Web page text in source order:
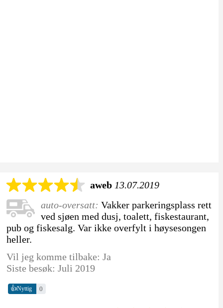
aweb 13.07.2019
auto-oversatt: Vakker parkeringsplass rett
ved sjøen med dusj, toalett, fiskestaurant,
pub og fiskesalg. Var ikke overfylt i høysesongen
heller.
Vil jeg komme tilbake: Ja
Siste besøk: Juli 2019
👍Nyttig 0